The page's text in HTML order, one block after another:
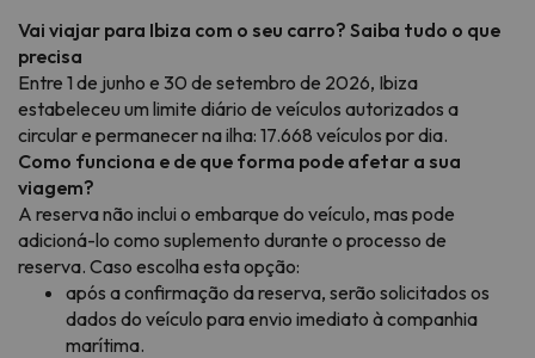
Vai viajar para Ibiza com o seu carro? Saiba tudo o que
precisa
Entre 1 de junho e 30 de setembro de 2026, Ibiza
estabeleceu um limite diário de veículos autorizados a
circular e permanecer na ilha: 17.668 veículos por dia.
Como funciona e de que forma pode afetar a sua
viagem?
A reserva não inclui o embarque do veículo, mas pode
adicioná-lo como suplemento durante o processo de
reserva. Caso escolha esta opção:
após a confirmação da reserva, serão solicitados os
dados do veículo para envio imediato à companhia
marítima.